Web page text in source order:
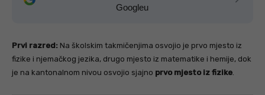
Googleu
Prvi razred: Na školskim takmičenjima osvojio je prvo mjesto iz
fizike i njemačkog jezika, drugo mjesto iz matematike i hemije, dok
je na kantonalnom nivou osvojio sjajno prvo mjesto iz fizike.